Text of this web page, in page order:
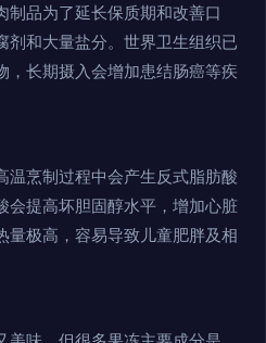
制品为了延长保质期和改善口
剂和大量盐分。世界卫生组织已
，长期摄入会增加患结肠癌等疾
温烹制过程中会产生反式脂肪酸
会提高坏胆固醇水平，增加心脏
量极高，容易导致儿童肥胖及相